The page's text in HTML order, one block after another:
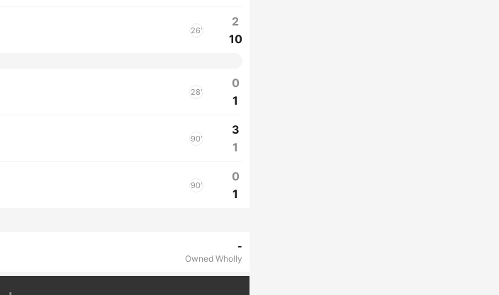
26'
2
10
28'
0
1
90'
3
1
90'
0
1
-
Owned Wholly